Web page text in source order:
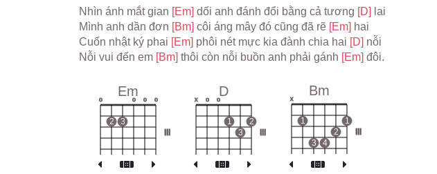
Nhìn ánh mắt gian [Em] dối anh đánh đổi bằng cả tương [D] lai
Mình anh dần đơn [Bm] côi áng mây đó cũng đã rẽ [Em] hai
Cuốn nhật ký phai [Em] phôi nét mực kia đành chia hai [D] nỗi
Nỗi vui đến em [Bm] thôi còn nỗi buồn anh phải gánh [Em] đôi.
Em
o
2 3
o o o
D
x o o
1
3
2
Bm
x
1
3 4
2
1